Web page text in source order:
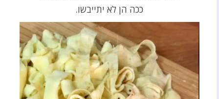
ככה הן לא יתייבשו.